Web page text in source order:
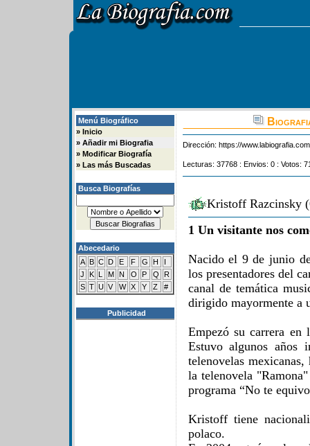
Menú Biográfico
» Inicio
» Añadir mi Biografia
» Modificar Biografía
» Las más Buscadas
Busca Biografías
Abecedario
A B C D E F G H
I
J
K L M N O P Q
R
S T U V W X Y Z #
Publicidad
Dirección: https://
Lecturas: 37768 : Envios: 0 : Votos:
Kristoff Razcinsky
1 Un visitante nos
Nacido el 9 de junio
los presentadores del
canal de temática
dirigido mayormente a
Empezó su carrera en
Estuvo algunos años
telenovelas
la telenovela
programa “No te
Kristoff tiene
polaco.